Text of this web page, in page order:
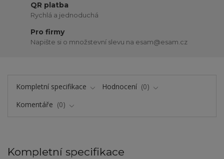
QR platba
Rychlá a jednoduchá
Pro firmy
Napište si o množstevní slevu na esam@esam.cz
Kompletní specifikace Hodnocení
0
Komentáře
0
Kompletní specifikace